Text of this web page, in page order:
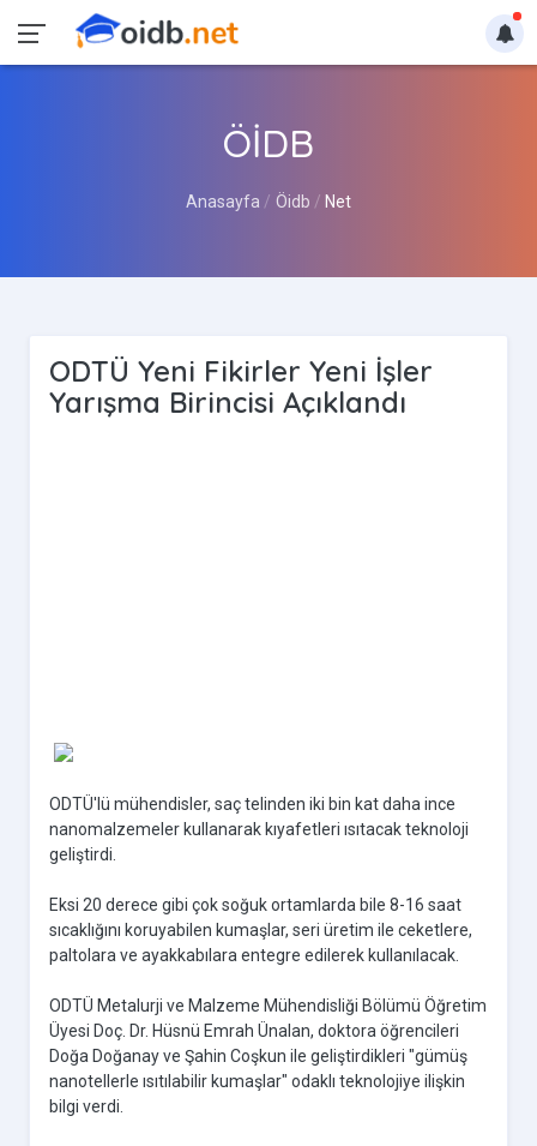
ÖİDB
Anasayfa Öidb Net
ODTÜ Yeni Fikirler Yeni İşler
Yarışma Birincisi Açıklandı
ODTÜ'lü mühendisler, saç telinden iki bin kat daha ince
nanomalzemeler kullanarak kıyafetleri ısıtacak teknoloji
geliştirdi.
Eksi 20 derece gibi çok soğuk ortamlarda bile 8-16 saat
sıcaklığını koruyabilen kumaşlar, seri üretim ile ceketlere,
paltolara ve ayakkabılara entegre edilerek kullanılacak.
ODTÜ Metalurji ve Malzeme Mühendisliği Bölümü Öğretim
Üyesi Doç. Dr. Hüsnü Emrah Ünalan, doktora öğrencileri
Doğa Doğanay ve Şahin Coşkun ile geliştirdikleri "gümüş
nanotellerle ısıtılabilir kumaşlar" odaklı teknolojiye ilişkin
bilgi verdi.